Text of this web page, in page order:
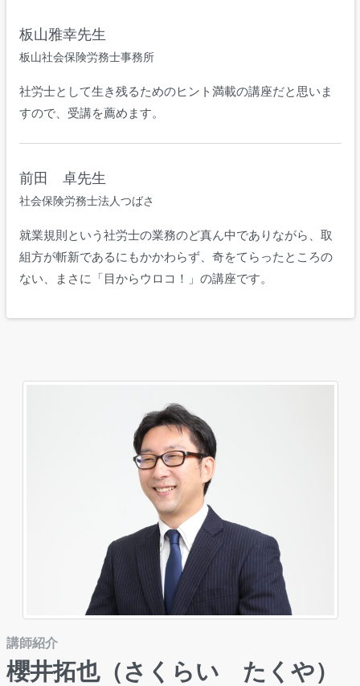
板山雅幸先生
板山社会保険労務士事務所
社労士として生き残るためのヒント満載の講座だと思いま
すので、受講を薦めます。
前田 卓先生
社会保険労務士法人つばさ
就業規則という社労士の業務のど真ん中でありながら、取
組方が斬新であるにもかかわらず、奇をてらったところの
ない、まさに「目からウロコ！」の講座です。
講師紹介
櫻井拓也（さくらい たくや）